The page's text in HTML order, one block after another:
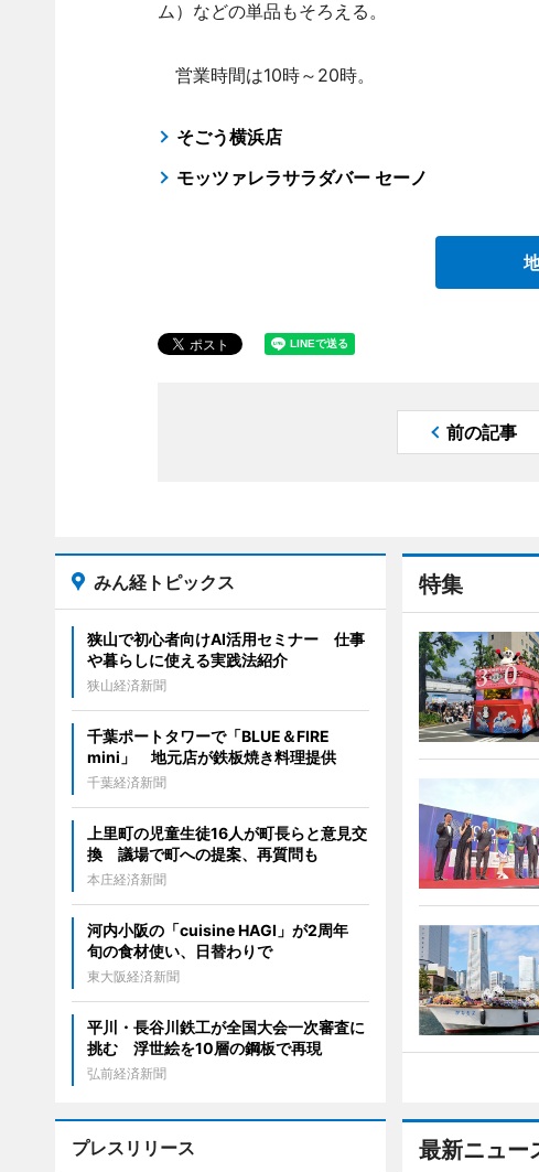
ム）などの単品もそろえる。
営業時間は10時～20時。
そごう横浜店
モッツァレラサラダバー セーノ
前の記事
特集
最新ニュー
みん経トピックス
狭山で初心者向けAI活用セミナー 仕事
や暮らしに使える実践法紹介
狭山経済新聞
千葉ポートタワーで「BLUE＆FIRE
mini」 地元店が鉄板焼き料理提供
千葉経済新聞
上里町の児童生徒16人が町長らと意見交
換 議場で町への提案、再質問も
本庄経済新聞
河内小阪の「cuisine HAGI」が2周年
旬の食材使い、日替わりで
東大阪経済新聞
平川・長谷川鉄工が全国大会一次審査に
挑む 浮世絵を10層の鋼板で再現
弘前経済新聞
プレスリリース